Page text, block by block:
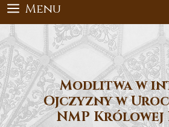
Menu
Modlitwa w
Ojczyzny w
NMP Królowej